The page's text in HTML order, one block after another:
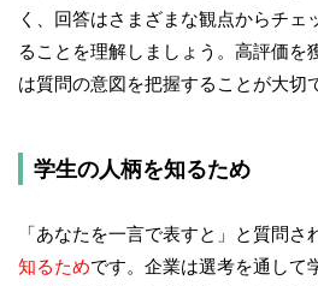
く、回答はさまざまな観点からチェ
ることを理解しましょう。高評価を
は質問の意図を把握することが大切
学生の人柄を知るため
「あなたを一言で表すと」と質問さ
知るためです。企業は選考を通して